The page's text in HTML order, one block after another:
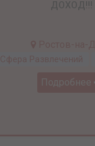
Сфера Развлечений
Подробнее